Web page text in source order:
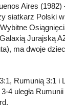
Aires
siatkarz Polski
Jurajską
ma dwoje
Rumunią 3:1 i
4 uległa